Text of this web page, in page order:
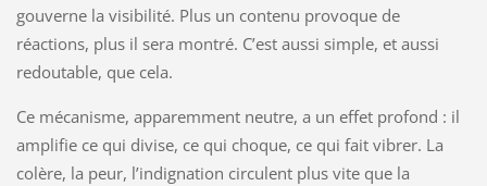
gouverne la visibilité. Plus un contenu provoque de
réactions, plus il sera montré. C’est aussi simple, et aussi
redoutable, que cela.
Ce mécanisme, apparemment neutre, a un effet profond : il
amplifie ce qui divise, ce qui choque, ce qui fait vibrer. La
colère, la peur, l’indignation circulent plus vite que la